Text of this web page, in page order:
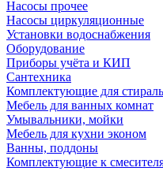
Насосы прочее
Насосы циркуляционные
Установки водоснабжения
Оборудование
Приборы учёта и КИП
Сантехника
Комплектующие для
Мебель для ванных комнат
Умывальники, мойки
Мебель для кухни эконом
Ванны, поддоны
Комплектующие к